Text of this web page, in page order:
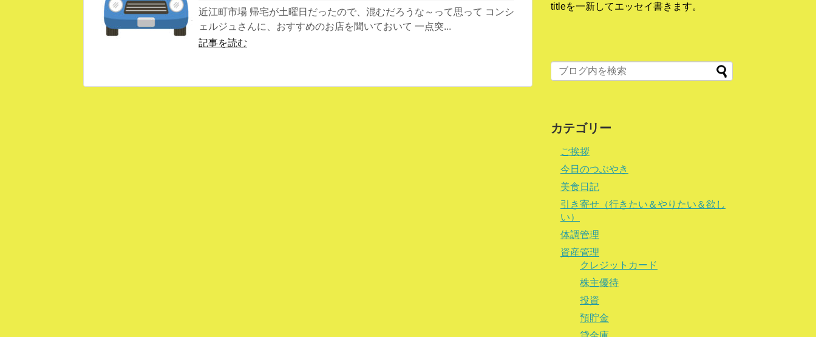
近江町市場 帰宅が土曜日だったので、混むだろうな～って思って コンシ
ェルジュさんに、おすすめのお店を聞いておいて 一点突...
記事を読む
titleを一新してエッセイ書きます。
カテゴリー
ご挨拶
今日のつぶやき
美食日記
引き寄せ（行きたい＆やりたい＆欲し
い）
体調管理
資産管理
クレジットカード
株主優待
投資
預貯金